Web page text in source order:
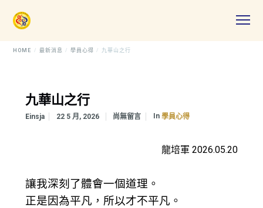
HOME 最新消息 學員心得 九華山之行
九華山之行
Einsja 22 5 月, 2026 尚無留言 In 學員心得
龍培軍 2026.05.20
讓我深刻了體會一個道理。
正是因為平凡，所以才不平凡。